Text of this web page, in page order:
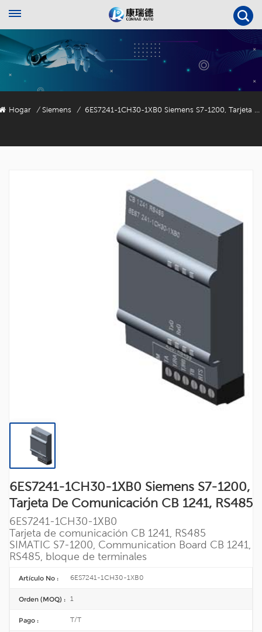
Hogar / Siemens /
6ES7241-1CH30-1XB0 Siemens S7-1200,
Tarjeta De Comunicación CB 1241, RS485
6ES7241-1CH30-1XB0
Tarjeta de comunicación CB 1241, RS485
SIMATIC S7-1200, Communication Board CB 1241,
RS485, bloque de terminales
Artículo No : 6ES7241-1CH30-1XB0
Orden (MOQ) : 1
Pago : T/T